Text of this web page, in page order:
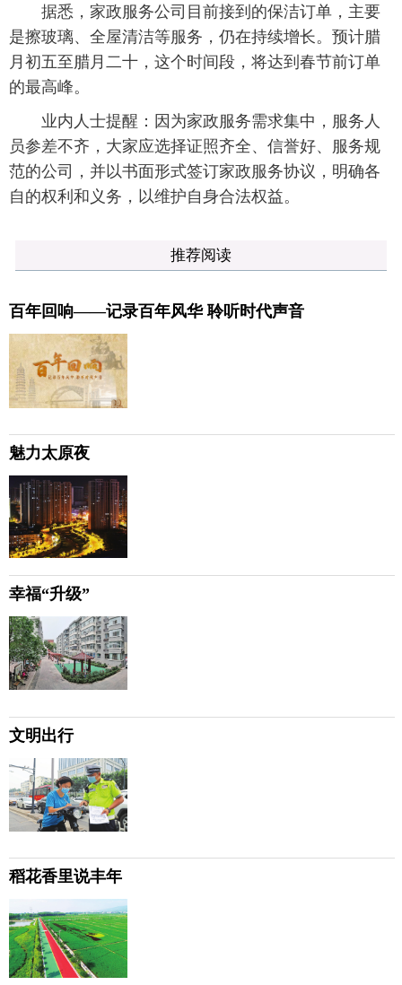
据悉，家政服务公司目前接到的保洁订单，主要
是擦玻璃、全屋清洁等服务，仍在持续增长。预计腊
月初五至腊月二十，这个时间段，将达到春节前订单
的最高峰。
业内人士提醒：因为家政服务需求集中，服务人
员参差不齐，大家应选择证照齐全、信誉好、服务规
范的公司，并以书面形式签订家政服务协议，明确各
自的权利和义务，以维护自身合法权益。
推荐阅读
百年回响——记录百年风华 聆听时代声音
魅力太原夜
幸福“升级”
文明出行
稻花香里说丰年